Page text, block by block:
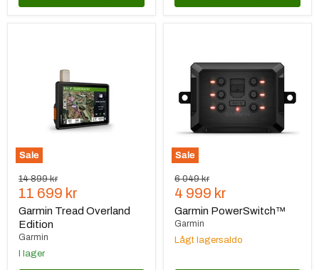
Sale
Ursprungspris
14 899 kr
Nuvarande
pris
11 699 kr
Garmin Tread Overland
Edition
Garmin
I lager
Sale
Ursprungspris
6 049 kr
Nuvarande
pris
4 999 kr
Garmin PowerSwitch™
Garmin
Lågt lagersaldo